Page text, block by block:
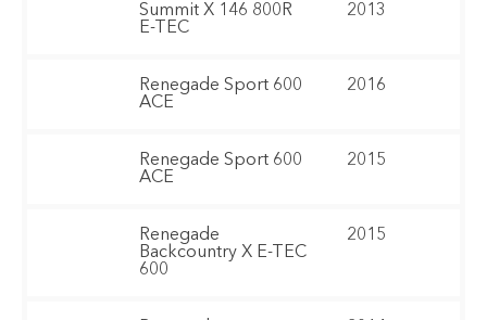
Summit X 146 800R
E-TEC
2013
Renegade Sport 600
ACE
2016
Renegade Sport 600
ACE
2015
Renegade
Backcountry X E-TEC
600
2015